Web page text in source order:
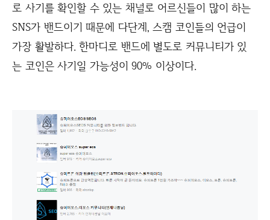
로 사기를 확인할 수 있는 채널로 어르신들이 많이 하는
SNS가 밴드이기 때문에 다단계, 스캠 코인들의 언급이
가장 활발하다. 한마디로 밴드에 별도로 커뮤니티가 있
는 코인은 사기일 가능성이 90% 이상이다.